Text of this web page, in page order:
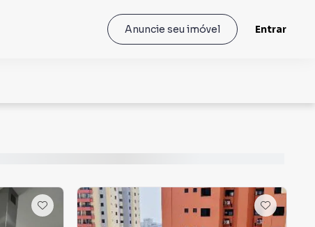
Anuncie seu imóvel Entrar